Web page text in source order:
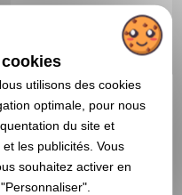
partir de1,57 CHF
€
utilisons des cookies
optimale, pour nous
du site et
les publicités. Vous
souhaitez activer en